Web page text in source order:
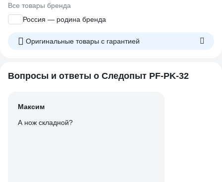
Все товары бренда
Россия — родина бренда
Оригинальные товары c гарантией
Вопросы и ответы о Следопыт PF-PK-32
Максим
А нож складной?